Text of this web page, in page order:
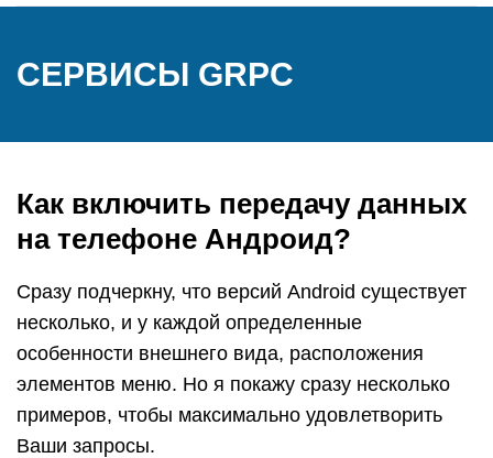
СЕРВИСЫ GRPC
Как включить передачу данных
на телефоне Андроид?
Сразу подчеркну, что версий Android существует
несколько, и у каждой определенные
особенности внешнего вида, расположения
элементов меню. Но я покажу сразу несколько
примеров, чтобы максимально удовлетворить
Ваши запросы.